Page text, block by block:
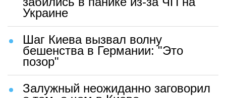
Украине
Шаг Киева вызвал волну
бешенства в Германии: "Это
позор"
Залужный неожиданно заговорил